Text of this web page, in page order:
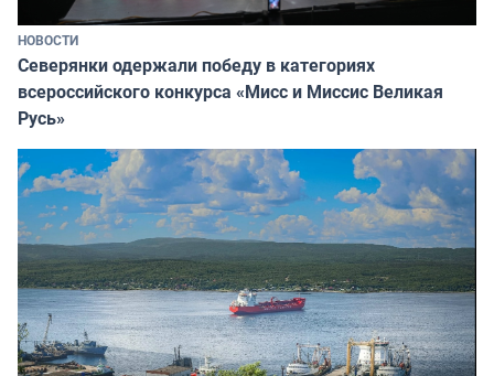
НОВОСТИ
Северянки одержали победу в категориях
всероссийского конкурса «Мисс и Миссис Великая
Русь»